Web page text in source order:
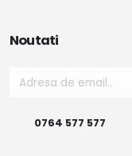
Noutati
0764 577 577